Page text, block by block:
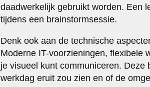
daadwerkelijk gebruikt worden. Een
tijdens een brainstormsessie.
Denk ook aan de technische
Moderne IT-voorzieningen, flexibele
je visueel kunt communiceren.
werkdag eruit zou zien en of de